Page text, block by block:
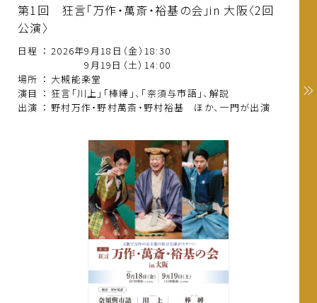
第1回 狂言「万作・萬斎・裕基の会」in 大阪〈2回
公演〉
日程 ： 2026年9月18日（金）18:30
9月19日（土）14:00
場所 ： 大槻能楽堂
演目
： 狂言「川上」「棒縛」、「奈須与市語」、解説
出演 ： 野村万作・野村萬斎・野村裕基 ほか、一門が出演